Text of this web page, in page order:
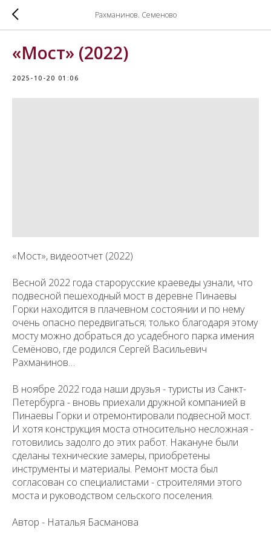
Рахманинов. Семеново
«Мост» (2022)
2025-10-20 01:06
«Мост», видеоотчет (2022)
Весной 2022 года старорусские краеведы узнали, что
подвесной пешеходный мост в деревне Пинаевы
Горки находится в плачевном состоянии и по нему
очень опасно передвигаться; только благодаря этому
мосту можно добраться до усадебного парка имения
Семёново, где родился Сергей Васильевич
Рахманинов…
В ноябре 2022 года наши друзья - туристы из Санкт-
Петербурга - вновь приехали дружной компанией в
Пинаевы Горки и отремонтировали подвесной мост.
И хотя конструкция моста относительно несложная -
готовились задолго до этих работ. Накануне были
сделаны технические замеры, приобретены
инструменты и материалы. Ремонт моста был
согласован со специалистами - строителями этого
моста и руководством сельского поселения.
Автор - Наталья Басманова